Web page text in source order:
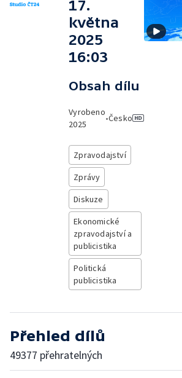
17.
května
2025
16:03
Obsah dílu
Vyrobeno
2025
•Česko
Zpravodajství
Zprávy
Diskuze
Ekonomické
zpravodajství a
publicistika
Politická
publicistika
Přehled dílů
49377 přehratelných